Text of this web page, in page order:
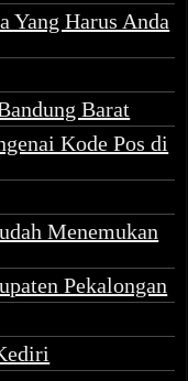
Yang Harus Anda
Barat
Kode Pos di
Menemukan
Pekalongan